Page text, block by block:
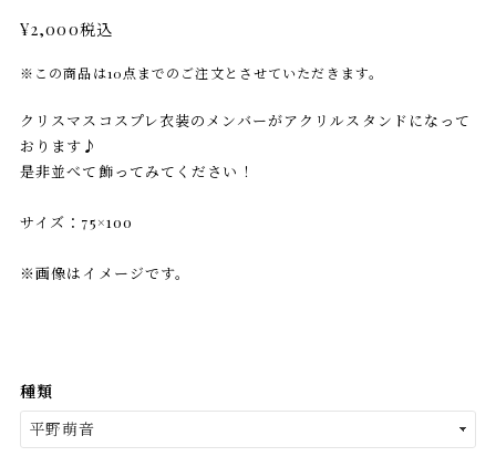
¥2,000税込
※この商品は10点までのご注文とさせていただきます。
クリスマスコスプレ衣装のメンバーがアクリルスタンドになって
おります♪
是非並べて飾ってみてください！
サイズ：75×100
※画像はイメージです。
種類